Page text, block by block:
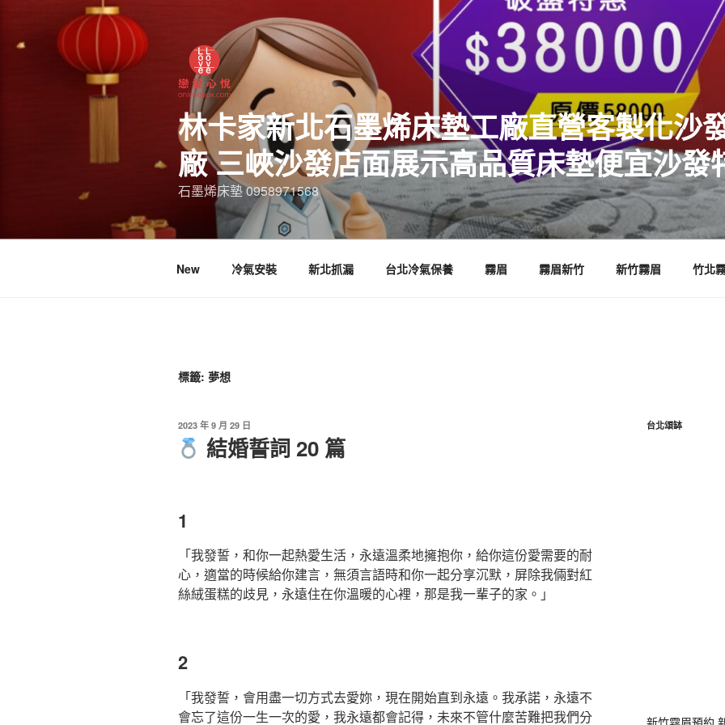
林卡家新北石墨烯床墊工廠直營客製化沙
廠 三峽沙發店面展示高品質床墊便宜沙發
石墨烯床墊 0958971568
New 冷氣安裝 新北抓漏 台北冷氣保養 霧眉 霧眉新竹 新竹霧眉 竹北
標籤: 夢想
2023 年 9 月 29 日
結婚誓詞 20 篇
1
「我發誓，和你一起熱愛生活，永遠溫柔地擁抱你，給你這份愛需要的耐
心，適當的時候給你建言，無須言語時和你一起分享沉默，屏除我倆對紅
絲絨蛋糕的歧見，永遠住在你溫暖的心裡，那是我一輩子的家。」
2
「我發誓，會用盡一切方式去愛妳，現在開始直到永遠。我承諾，永遠不
會忘了這份一生一次的愛，我永遠都會記得，未來不管什麼苦難把我們分
台北頌缽
新竹霧眉預約